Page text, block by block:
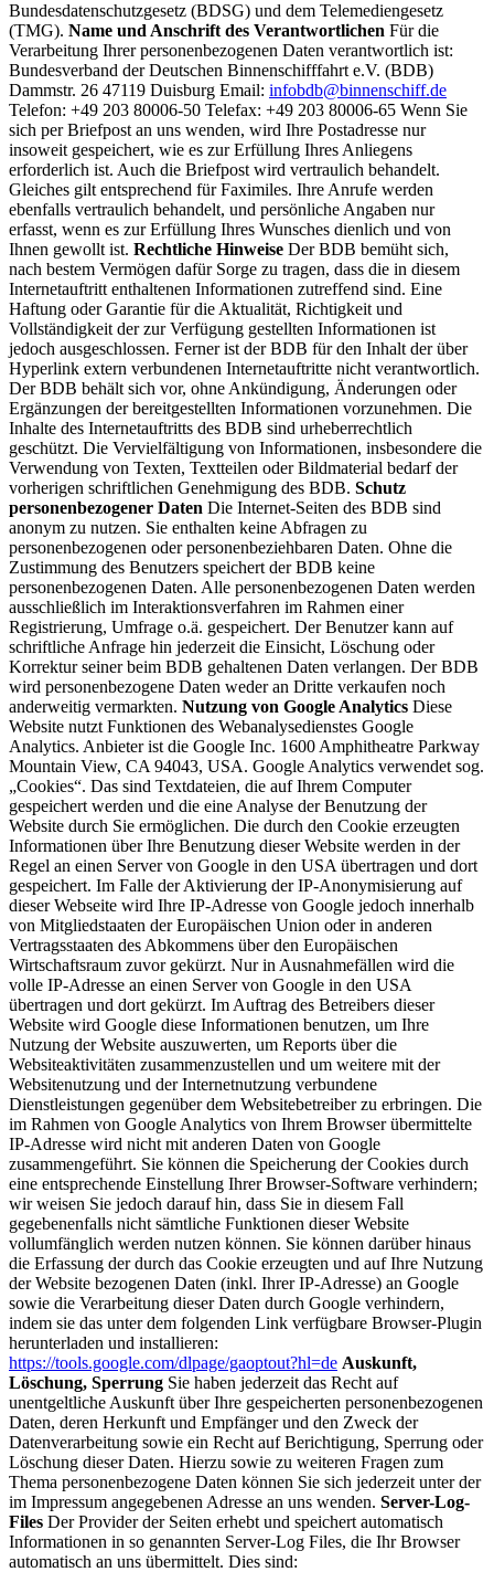
Bundesdatenschutzgesetz (BDSG) und dem Telemediengesetz
(TMG). Name und Anschrift des Verantwortlichen Für die
Verarbeitung Ihrer personenbezogenen Daten verantwortlich ist:
Bundesverband der Deutschen Binnenschifffahrt e.V. (BDB)
Dammstr. 26 47119 Duisburg Email: infobdb@binnenschiff.de
Telefon: +49 203 80006-50 Telefax: +49 203 80006-65 Wenn Sie
sich per Briefpost an uns wenden, wird Ihre Postadresse nur
insoweit gespeichert, wie es zur Erfüllung Ihres Anliegens
erforderlich ist. Auch die Briefpost wird vertraulich behandelt.
Gleiches gilt entsprechend für Faximiles. Ihre Anrufe werden
ebenfalls vertraulich behandelt, und persönliche Angaben nur
erfasst, wenn es zur Erfüllung Ihres Wunsches dienlich und von
Ihnen gewollt ist. Rechtliche Hinweise Der BDB bemüht sich,
nach bestem Vermögen dafür Sorge zu tragen, dass die in diesem
Internetauftritt enthaltenen Informationen zutreffend sind. Eine
Haftung oder Garantie für die Aktualität, Richtigkeit und
Vollständigkeit der zur Verfügung gestellten Informationen ist
jedoch ausgeschlossen. Ferner ist der BDB für den Inhalt der über
Hyperlink extern verbundenen Internetauftritte nicht verantwortlich.
Der BDB behält sich vor, ohne Ankündigung, Änderungen oder
Ergänzungen der bereitgestellten Informationen vorzunehmen. Die
Inhalte des Internetauftritts des BDB sind urheberrechtlich
geschützt. Die Vervielfältigung von Informationen, insbesondere die
Verwendung von Texten, Textteilen oder Bildmaterial bedarf der
vorherigen schriftlichen Genehmigung des BDB. Schutz
personenbezogener Daten Die Internet-Seiten des BDB sind
anonym zu nutzen. Sie enthalten keine Abfragen zu
personenbezogenen oder personenbeziehbaren Daten. Ohne die
Zustimmung des Benutzers speichert der BDB keine
personenbezogenen Daten. Alle personenbezogenen Daten werden
ausschließlich im Interaktionsverfahren im Rahmen einer
Registrierung, Umfrage o.ä. gespeichert. Der Benutzer kann auf
schriftliche Anfrage hin jederzeit die Einsicht, Löschung oder
Korrektur seiner beim BDB gehaltenen Daten verlangen. Der BDB
wird personenbezogene Daten weder an Dritte verkaufen noch
anderweitig vermarkten. Nutzung von Google Analytics Diese
Website nutzt Funktionen des Webanalysedienstes Google
Analytics. Anbieter ist die Google Inc. 1600 Amphitheatre Parkway
Mountain View, CA 94043, USA. Google Analytics verwendet sog.
„Cookies“. Das sind Textdateien, die auf Ihrem Computer
gespeichert werden und die eine Analyse der Benutzung der
Website durch Sie ermöglichen. Die durch den Cookie erzeugten
Informationen über Ihre Benutzung dieser Website werden in der
Regel an einen Server von Google in den USA übertragen und dort
gespeichert. Im Falle der Aktivierung der IP-Anonymisierung auf
dieser Webseite wird Ihre IP-Adresse von Google jedoch innerhalb
von Mitgliedstaaten der Europäischen Union oder in anderen
Vertragsstaaten des Abkommens über den Europäischen
Wirtschaftsraum zuvor gekürzt. Nur in Ausnahmefällen wird die
volle IP-Adresse an einen Server von Google in den USA
übertragen und dort gekürzt. Im Auftrag des Betreibers dieser
Website wird Google diese Informationen benutzen, um Ihre
Nutzung der Website auszuwerten, um Reports über die
Websiteaktivitäten zusammenzustellen und um weitere mit der
Websitenutzung und der Internetnutzung verbundene
Dienstleistungen gegenüber dem Websitebetreiber zu erbringen. Die
im Rahmen von Google Analytics von Ihrem Browser übermittelte
IP-Adresse wird nicht mit anderen Daten von Google
zusammengeführt. Sie können die Speicherung der Cookies durch
eine entsprechende Einstellung Ihrer Browser-Software verhindern;
wir weisen Sie jedoch darauf hin, dass Sie in diesem Fall
gegebenenfalls nicht sämtliche Funktionen dieser Website
vollumfänglich werden nutzen können. Sie können darüber hinaus
die Erfassung der durch das Cookie erzeugten und auf Ihre Nutzung
der Website bezogenen Daten (inkl. Ihrer IP-Adresse) an Google
sowie die Verarbeitung dieser Daten durch Google verhindern,
indem sie das unter dem folgenden Link verfügbare Browser-Plugin
herunterladen und installieren:
https://tools.google.com/dlpage/gaoptout?hl=de Auskunft,
Löschung, Sperrung Sie haben jederzeit das Recht auf
unentgeltliche Auskunft über Ihre gespeicherten personenbezogenen
Daten, deren Herkunft und Empfänger und den Zweck der
Datenverarbeitung sowie ein Recht auf Berichtigung, Sperrung oder
Löschung dieser Daten. Hierzu sowie zu weiteren Fragen zum
Thema personenbezogene Daten können Sie sich jederzeit unter der
im Impressum angegebenen Adresse an uns wenden. Server-Log-
Files Der Provider der Seiten erhebt und speichert automatisch
Informationen in so genannten Server-Log Files, die Ihr Browser
automatisch an uns übermittelt. Dies sind: